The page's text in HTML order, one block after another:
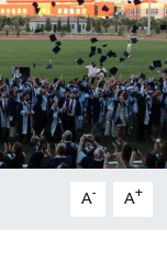
A- A+